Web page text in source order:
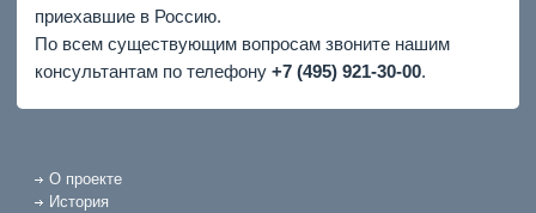
приехавшие в Россию.
По всем существующим вопросам звоните нашим
консультантам по телефону +7 (495) 921-30-00.
О проекте
История